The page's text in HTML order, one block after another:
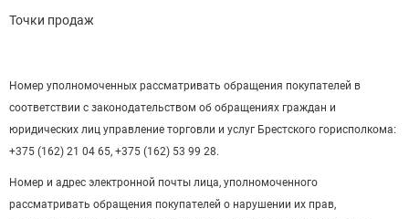
Точки продаж
Номер уполномоченных рассматривать обращения покупателей в
соответствии с законодательством об обращениях граждан и
юридических лиц управление торговли и услуг Брестского горисполкома:
+375 (162) 21 04 65, +375 (162) 53 99 28.
Номер и адрес электронной почты лица, уполномоченного
рассматривать обращения покупателей о нарушении их прав,